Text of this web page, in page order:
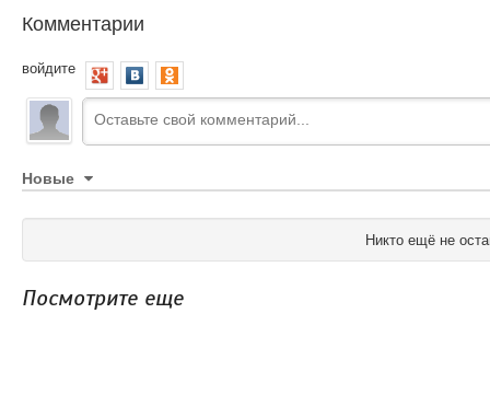
Комментарии
войдите
Новые
Никто ещё не
Посмотрите еще